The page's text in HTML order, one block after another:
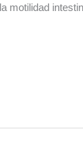
motilidad